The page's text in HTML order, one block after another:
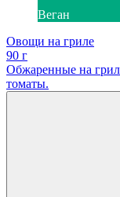
Веган
Овощи на гриле
90 г
Обжаренные на
томаты.